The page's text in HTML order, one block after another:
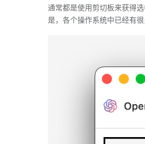
通常都是使用剪切板来获得
是，各个操作系统中已经有